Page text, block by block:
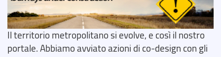
Il territorio metropolitano si evolve, e così il nostro
portale. Abbiamo avviato azioni di co-design con gli